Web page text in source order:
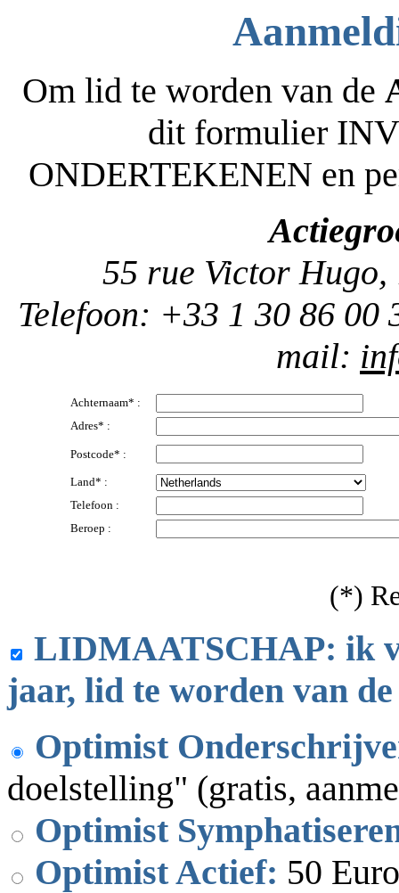
Om lid te worden van de
dit formulier
ONDERTEKENEN en
55 rue Victor
Telefoon: +33 1 30 86
mail:
Achternaam* :
Adres* :
Postcode* :
Land* :
Telefoon :
Beroep :
(*)
LIDMAATSCHAP: ik
jaar, lid te worden van
Optimist
doelstelling" (gratis,
Optimist
Optimist Actief: 50